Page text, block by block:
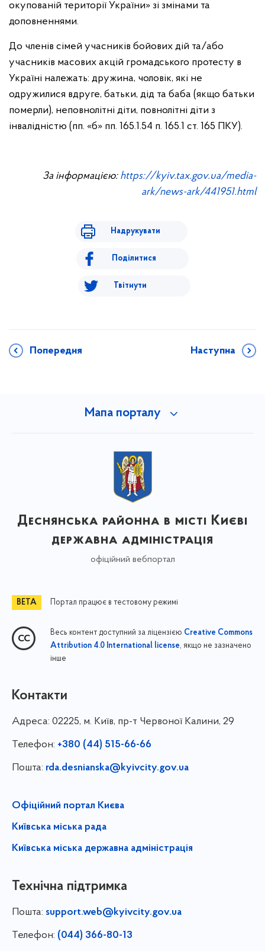
окупованій території України» зі змінами та
доповненнями.
До членів сімей учасників бойових дій та/або
учасників масових акцій громадського протесту в
Україні належать: дружина, чоловік, які не
одружилися вдруге, батьки, дід та баба (якщо батьки
померли), неповнолітні діти, повнолітні діти з
інвалідністю (пп. «б» пп. 165.1.54 п. 165.1 ст. 165 ПКУ).
За інформацією: https://kyiv.tax.gov.ua/media-
ark/news-ark/441951.html
Надрукувати
Поділитися
Твітнути
Попередня Наступна
Мапа порталу
Деснянська районна в місті Києві
державна адміністрація
офіційний вебпортал
Портал працює в тестовому режимі
Весь контент доступний за ліцензією Creative Commons
Attribution 4.0 International license, якщо не зазначено
інше
Контакти
Адреса: 02225, м. Київ, пр-т Червоної Калини, 29
Телефон: +380 (44) 515-66-66
Пошта: rda.desnianska@kyivcity.gov.ua
Офіційний портал Києва
Київська міська рада
Київська міська державна адміністрація
Технічна підтримка
Пошта: support.web@kyivcity.gov.ua
Телефон: (044) 366-80-13